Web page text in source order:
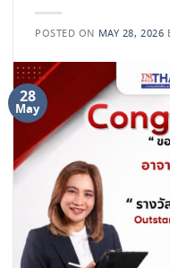
POSTED ON MAY 28, 2026
28
May